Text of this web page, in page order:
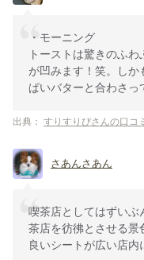
・モーニング
トーストは驚きのふ
が凹みます！笑。しか
ぱいバターと合わさっ
出典： すりすりぴさんの口コミ
さあんさあん
喫茶店としてはずいぶ
茶店を彷彿とさせる景
良いシートが広い店内